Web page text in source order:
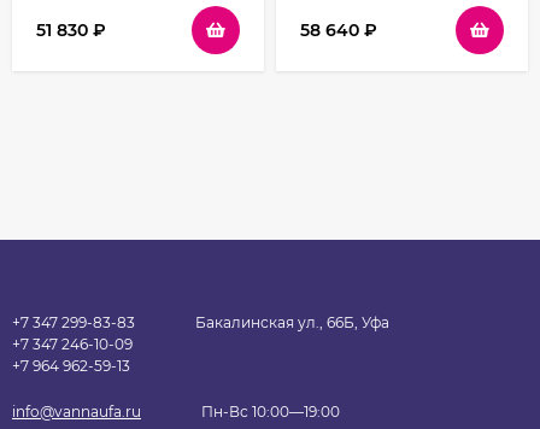
51 830 ₽
58 640 ₽
+7 347 299-83-83
+7 347 246-10-09
+7 964 962-59-13
Бакалинская ул., 66Б, Уфа
info@vannaufa.ru Пн-Вс 10:00—19:00